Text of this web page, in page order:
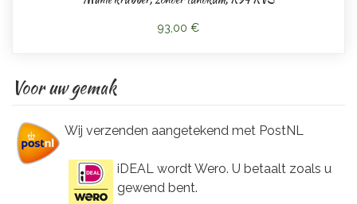
93,00 €
Voor uw gemak
Wij verzenden aangetekend met PostNL
iDEAL wordt Wero. U betaalt zoals u
gewend bent.